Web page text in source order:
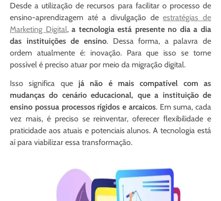
Desde a utilização de recursos para facilitar o processo de
ensino-aprendizagem até a divulgação deestratégias de
Marketing Digital,a tecnologia está presente no dia a dia
das instituições de ensino. Dessa forma, a palavra de
ordem atualmente é: inovação. Para que isso se torne
possível é preciso atuar por meio da migração digital.
Isso significa que já não é mais compatível com as
mudanças do cenário educacional, que a instituição de
ensino possua processos rígidos e arcaicos. Em suma, cada
vez mais, é preciso se reinventar, oferecer flexibilidade e
praticidade aos atuais e potenciais alunos. A tecnologia está
aí para viabilizar essa transformação.